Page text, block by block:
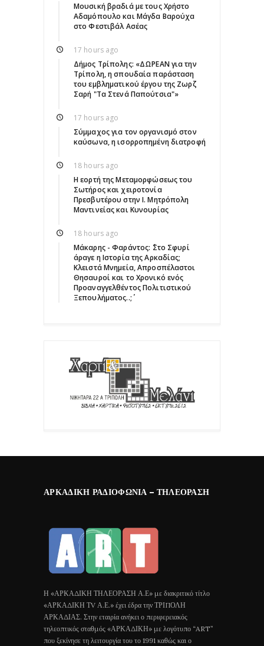
Μουσική βραδιά με τους Χρήστο
Αδαμόπουλο και Μάγδα Βαρούχα
στο Φεστιβάλ Ασέας
17 hours ago
Δήμος Τρίπολης: «ΔΩΡΕΑΝ για την
Τρίπολη, η σπουδαία παράσταση
του εμβληματικού έργου της Ζωρζ
Σαρή "Τα Στενά Παπούτσια"»
17 hours ago
Σύμμαχος για τον οργανισμό στον
καύσωνα, η ισορροπημένη διατροφή
18 hours ago
Η εορτή της Μεταμορφώσεως του
Σωτήρος και χειροτονία
Πρεσβυτέρου στην Ι. Μητρόπολη
Μαντινείας και Κυνουρίας
18 hours ago
Μάκαρης - Φαράντος: ΄΄Στο Σφυρί
άραγε η Ιστορία της Αρκαδίας;
Κλειστά Μνημεία, Απροσπέλαστοι
Θησαυροί και το Χρονικό ενός
Προαναγγελθέντος Πολιτιστικού
Ξεπουλήματος..;΄΄
ΑΡΚΑΔΙΚΉ ΡΑΔΙΟΦΩΝΊΑ – ΤΗΛΕΌΡΑΣΗ
Η «ΑΡΚΑΔΙΚΗ ΤΗΛΕΟΡΑΣΗ Α.Ε» με διακριτικό τίτλο
«ΑΡΚΑΔΙΚΗ ΤV Α.Ε.» έχει έδρα την ΤΡΙΠΟΛΗ
ΑΡΚΑΔΙΑΣ. Στην εταιρία ανήκει ο περιφερειακός
τηλεοπτικός σταθμός «ΑΡΚΑΔΙΚΗ» με λογότυπο “ART”
που ξεκίνησε τη λειτουργία του το 1991 καθώς και ο